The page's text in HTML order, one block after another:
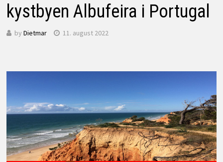
kystbyen Albufeira i Portugal
by Dietmar 11. august 2022